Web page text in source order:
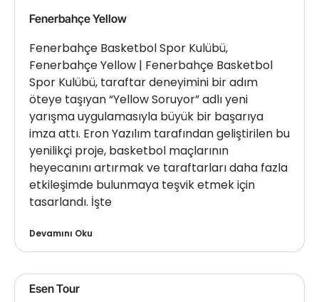
Fenerbahçe Yellow
Fenerbahçe Basketbol Spor Kulübü,
Fenerbahçe Yellow | Fenerbahçe Basketbol
Spor Kulübü, taraftar deneyimini bir adım
öteye taşıyan “Yellow Soruyor” adlı yeni
yarışma uygulamasıyla büyük bir başarıya
imza attı. Eron Yazılım tarafından geliştirilen bu
yenilikçi proje, basketbol maçlarının
heyecanını artırmak ve taraftarları daha fazla
etkileşimde bulunmaya teşvik etmek için
tasarlandı. İşte
Devamını Oku
Esen Tour